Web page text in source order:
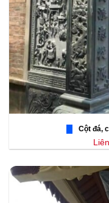
Cột đá,